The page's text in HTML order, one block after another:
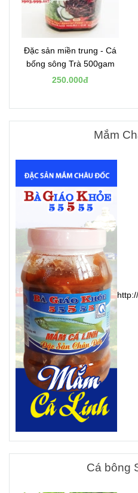
Đặc sản miền trung - Cá
bống sông Trà 500gam
250.000đ
Mắm
Cá bông